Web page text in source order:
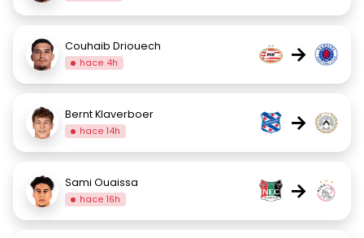
Couhaib Driouech
hace 4h →
Bernt Klaverboer
hace 14h →
Sami Ouaissa
hace 16h →